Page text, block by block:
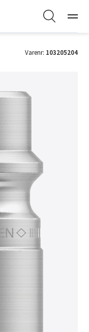
Varenr: 103205204